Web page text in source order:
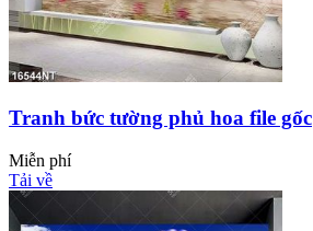
Tranh bức tường phủ hoa file gốc
Miễn phí
Tải về